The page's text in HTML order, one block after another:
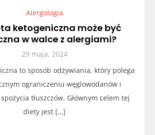
Alergologia
ketogeniczna może być
w walce z alergiami?
29 maja, 2024
to sposób odżywiania, który polega
ograniczeniu węglowodanów i
tłuszczów. Głównym celem tej
diety jest […]